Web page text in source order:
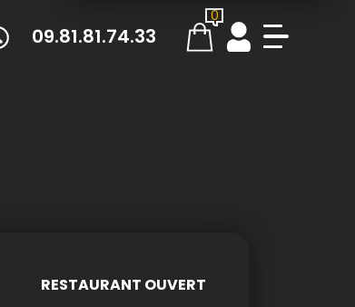
09.81.81.74.33
0
RESTAURANT OUVERT